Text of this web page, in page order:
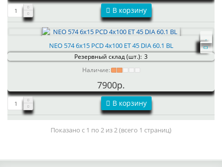
В корзину
NEO 574 6x15 PCD 4x100 ET 45 DIA 60.1 BL
Резервный склад (шт.): 3
Наличие:
7900р.
В корзину
Показано с 1 по 2 из 2 (всего 1 страниц)